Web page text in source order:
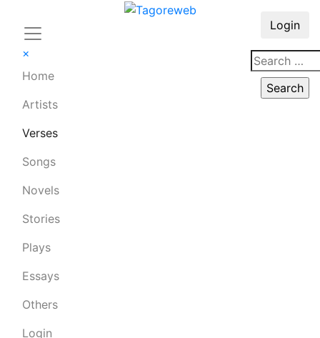
×
Home
Artists
Verses
Songs
Novels
Stories
Plays
Essays
Others
Login
Login